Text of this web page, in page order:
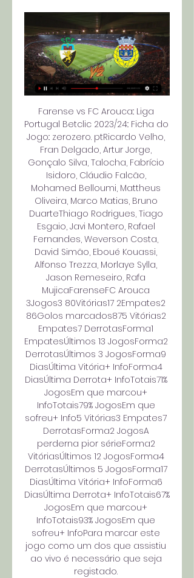
Farense vs FC Arouca:: Liga
Portugal Betclic 2023/24:: Ficha do
Jogo:: zerozero. ptRicardo Velho,
Fran Delgado, Artur Jorge,
Gonçalo Silva, Talocha, Fabrício
Isidoro, Cláudio Falcão,
Mohamed Belloumi, Mattheus
Oliveira, Marco Matias, Bruno
DuarteThiago Rodrigues, Tiago
Esgaio, Javi Montero, Rafael
Fernandes, Weverson Costa,
David Simão, Eboué Kouassi,
Alfonso Trezza, Morlaye Sylla,
Jason Remeseiro, Rafa
MujicaFarenseFC Arouca
3Jogos3 80Vitórias17 2Empates2
86Golos marcados875 Vitórias2
Empates7 DerrotasForma1
EmpatesÚltimos 13 JogosForma2
DerrotasÚltimos 3 JogosForma9
DiasÚltima Vitória+ InfoForma4
DiasÚltima Derrota+ InfoTotais71%
JogosEm que marcou+
InfoTotais79% JogosEm que
sofreu+ Info5 Vitórias3 Empates7
DerrotasForma2 JogosA
perderna pior sérieForma2
VitóriasÚltimos 12 JogosForma4
DerrotasÚltimos 5 JogosForma17
DiasÚltima Vitória+ InfoForma6
DiasÚltima Derrota+ InfoTotais67%
JogosEm que marcou+
InfoTotais93% JogosEm que
sofreu+ InfoPara marcar este
jogo como um dos que assistiu
ao vivo é necessário que seja
registado.